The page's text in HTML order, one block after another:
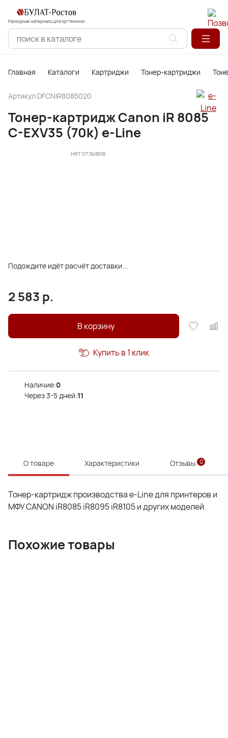
Расходные материалы для оргтехники
Главная Каталоги Картриджи Тонер-картриджи
Артикул DFCNIR8085020
Тонер-картридж Canon iR 8085
C-EXV35 (70k) e-Line
нет отзывов
Подождите идёт расчёт доставки...
2 583 р.
В корзину
Купить в 1 клик
Наличие:0
Через 3-5 дней:11
О товаре Характеристики Отзывы 0
Тонер-картридж производства e-Line для принтеров и
МФУ CANON iR8085 iR8095 iR8105 и других моделей.
Похожие товары